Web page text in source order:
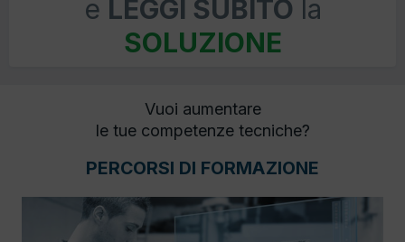
e LEGGI SUBITO la
SOLUZIONE
Vuoi aumentare
le tue competenze tecniche?
PERCORSI DI FORMAZIONE